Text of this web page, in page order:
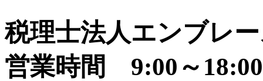
税理士法人エンブ
営業時間 9:00～18:00